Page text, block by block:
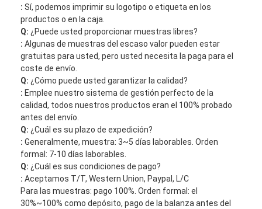
Equipo de herramienta de la fibra óptica
Componentes del P.M. y del poder más elevado
:Sí, podemos imprimir su logotipo o etiqueta en los
productos o en la caja.
Q:¿Puede usted proporcionar muestras libres?
:Algunas de muestras del escaso valor pueden estar
gratuitas para usted, pero usted necesita la paga para el
coste de envío.
Q:¿Cómo puede usted garantizar la calidad?
: Emplee nuestro sistema de gestión perfecto de la
calidad, todos nuestros productos eran el 100% probado
antes del envío.
Q:¿Cuál es su plazo de expedición?
:Generalmente, muestra: 3~5 días laborables. Orden
formal: 7-10 días laborables.
Q:¿Cuál es sus condiciones de pago?
:Aceptamos T/T, Western Union, Paypal, L/C
Para las muestras: pago 100%. Orden formal: el
30%~100% como depósito, pago de la balanza antes del